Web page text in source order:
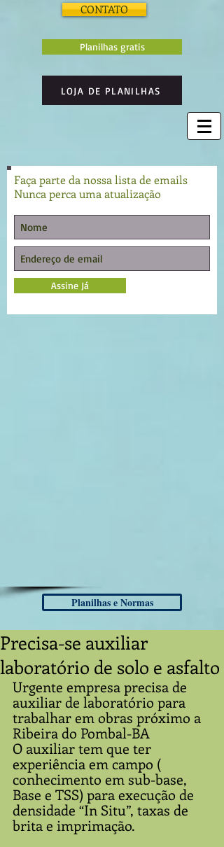
CONTATO
Planilhas gratis
LOJA DE PLANILHAS
Faça parte da nossa lista de emails
Nunca perca uma atualização
Assine Já
Planilhas e Normas
Precisa-se auxiliar
laboratório de solo e asfalto
Urgente empresa precisa de
auxiliar de laboratório para
trabalhar em obras próximo a
Ribeira do Pombal-BA
O auxiliar tem que ter
experiência em campo (
conhecimento em sub-base,
Base e TSS) para execução de
densidade “In Situ”, taxas de
brita e imprimação.